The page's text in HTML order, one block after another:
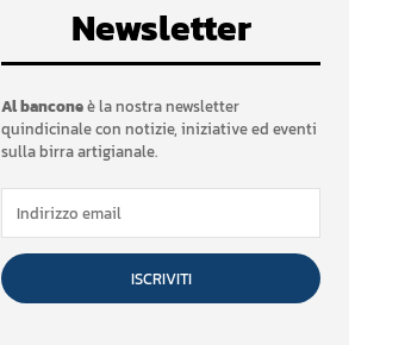
Newsletter
Al banconeè la nostra newsletter
quindicinale con notizie, iniziative ed eventi
sulla birra artigianale.
ISCRIVITI